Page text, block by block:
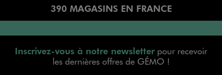
390 MAGASINS EN FRANCE
Inscrivez-vous à notre newsletterpour recevoir
les dernières offres de GÉMO !